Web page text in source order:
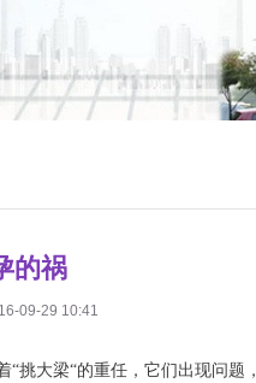
的祸
09-29 10:41
“挑大梁“的重任，它们出现问题